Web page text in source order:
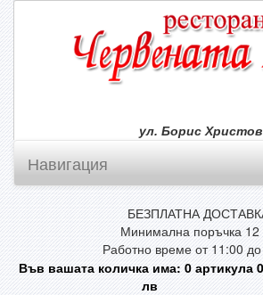
ул. Борис
Навигация
БЕЗПЛАТНА
Минимална поръчка 12
Работно време от 11:00
Във вашата количка има:0артикула
лв